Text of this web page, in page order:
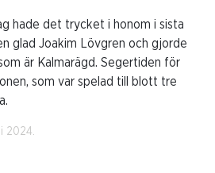
hade det trycket i honom i sista
glad Joakim Lövgren och gjorde
är Kalmarägd. Segertiden för
som var spelad till blott tre
2024.